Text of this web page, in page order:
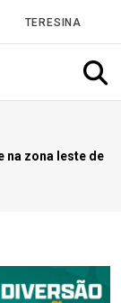
TERESINA
na zona leste de